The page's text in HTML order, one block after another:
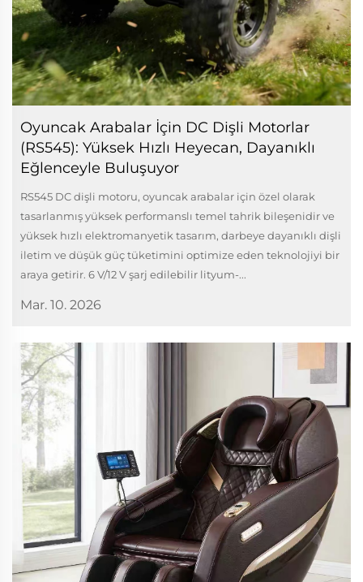
Oyuncak Arabalar İçin DC Dişli Motorlar
(RS545): Yüksek Hızlı Heyecan, Dayanıklı
Eğlenceyle Buluşuyor
RS545 DC dişli motoru, oyuncak arabalar için özel olarak
tasarlanmış yüksek performanslı temel tahrik bileşenidir ve
yüksek hızlı elektromanyetik tasarım, darbeye dayanıklı dişli
iletim ve düşük güç tüketimini optimize eden teknolojiyi bir
araya getirir. 6 V/12 V şarj edilebilir lityum-...
Mar. 10. 2026